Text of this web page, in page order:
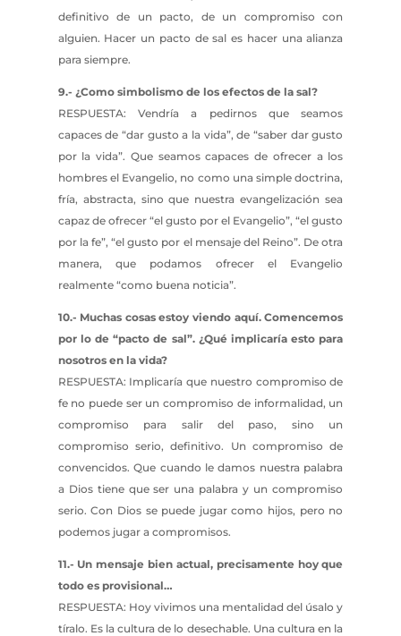
definitivo de un pacto, de un compromiso con
alguien. Hacer un pacto de sal es hacer una alianza
para siempre.
9.- ¿Como simbolismo de los efectos de la sal?
RESPUESTA: Vendría a pedirnos que seamos
capaces de “dar gusto a la vida”, de “saber dar gusto
por la vida”. Que seamos capaces de ofrecer a los
hombres el Evangelio, no como una simple doctrina,
fría, abstracta, sino que nuestra evangelización sea
capaz de ofrecer “el gusto por el Evangelio”, “el gusto
por la fe”, “el gusto por el mensaje del Reino”. De otra
manera, que podamos ofrecer el Evangelio
realmente “como buena noticia”.
10.- Muchas cosas estoy viendo aquí. Comencemos
por lo de “pacto de sal”. ¿Qué implicaría esto para
nosotros en la vida?
RESPUESTA: Implicaría que nuestro compromiso de
fe no puede ser un compromiso de informalidad, un
compromiso para salir del paso, sino un
compromiso serio, definitivo. Un compromiso de
convencidos. Que cuando le damos nuestra palabra
a Dios tiene que ser una palabra y un compromiso
serio. Con Dios se puede jugar como hijos, pero no
podemos jugar a compromisos.
11.- Un mensaje bien actual, precisamente hoy que
todo es provisional…
RESPUESTA: Hoy vivimos una mentalidad del úsalo y
tíralo. Es la cultura de lo desechable. Una cultura en la